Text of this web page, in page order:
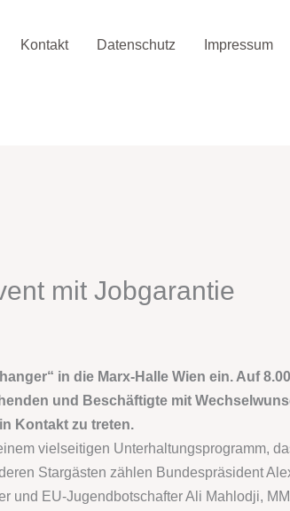
Kontakt Datenschutz Impressum
mit Jobgarantie
in die Marx-Halle Wien ein. Auf
und Beschäftigte mit
Kontakt zu treten.
vielseitigen Unterhaltungsprogramm,
Stargästen zählen Bundespräsident
und EU-Jugendbotschafter Ali Mahlodji,